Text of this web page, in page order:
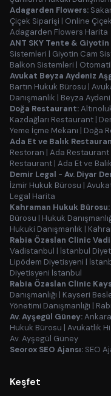
Adagarden Flowers:
Çiçek Siparişi | Online
Adagarden Flowers Harita
ANT SKY Tente &
Sistemleri | Giyotin Cam
Balkon Sistemleri |
Avukat Beyza Aydeniz
Bartın Hukuk Bürosu |
Danışmanlık | Beyza
Doğa Restaurant:
Kazdağları Restaurant |
Yeme İçme Mekanı | Doğa
Ada Et ve Balık
Restoran | Ada Restaurant
Restaurant | Ada Et ve
Demir Legal - Av. Diyar
İzmir Hukuk Bürosu |
Legal Harita
Kahraman Hukuk Bürosu:
Bürosu | Hukuk
Hukuki Danışmanlık |
Rabia Özaslan Clinic
Vadistanbul | İstanbul
Lipödem Diyetisyeni |
Diyetisyeni İstanbul
Rabia Özaslan Clinic
Danışmanlığı | Kayseri
Yönetimi Danışmanlığı |
Av. Ayşegül Güney:
Hukuk Bürosu | Avukatlık
Av. Ayşegül Güney
Seorox SEO Ajansı: SEO
Keşfet